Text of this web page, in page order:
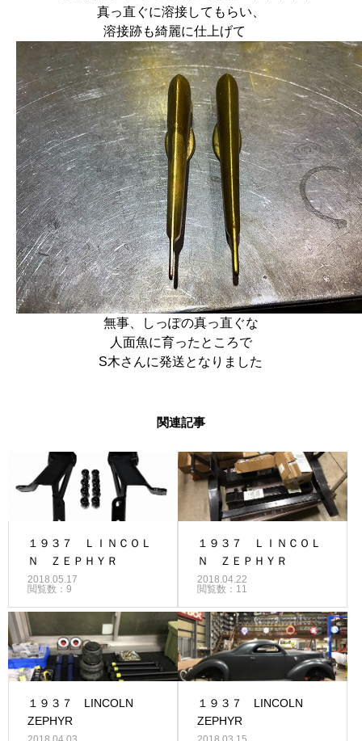
真っ直ぐに溶接してもらい、
溶接跡も綺麗に仕上げて
無事、しっぽの真っ直ぐな
人面魚に育ったところで
S木さんに発送となりました
関連記事
１９３７ ＬＩＮＣＯＬ
Ｎ ＺＥＰＨＹＲ
2018.05.17
閲覧数：9
１９３７ ＬＩＮＣＯＬ
Ｎ ＺＥＰＨＹＲ
2018.04.22
閲覧数：11
１９３７ LINCOLN
ZEPHYR
１９３７ LINCOLN
ZEPHYR